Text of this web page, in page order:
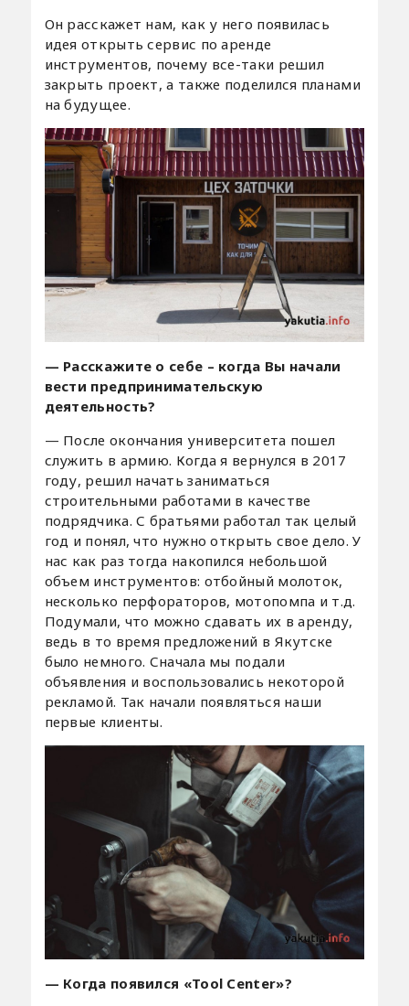
Он расскажет нам, как у него появилась
идея открыть сервис по аренде
инструментов, почему все-таки решил
закрыть проект, а также поделился планами
на будущее.
— Расскажите о себе – когда Вы начали
вести предпринимательскую
деятельность?
— После окончания университета пошел
служить в армию. Когда я вернулся в 2017
году, решил начать заниматься
строительными работами в качестве
подрядчика. С братьями работал так целый
год и понял, что нужно открыть свое дело. У
нас как раз тогда накопился небольшой
объем инструментов: отбойный молоток,
несколько перфораторов, мотопомпа и т.д.
Подумали, что можно сдавать их в аренду,
ведь в то время предложений в Якутске
было немного. Сначала мы подали
объявления и воспользовались некоторой
рекламой. Так начали появляться наши
первые клиенты.
— Когда появился «Tool Center»?